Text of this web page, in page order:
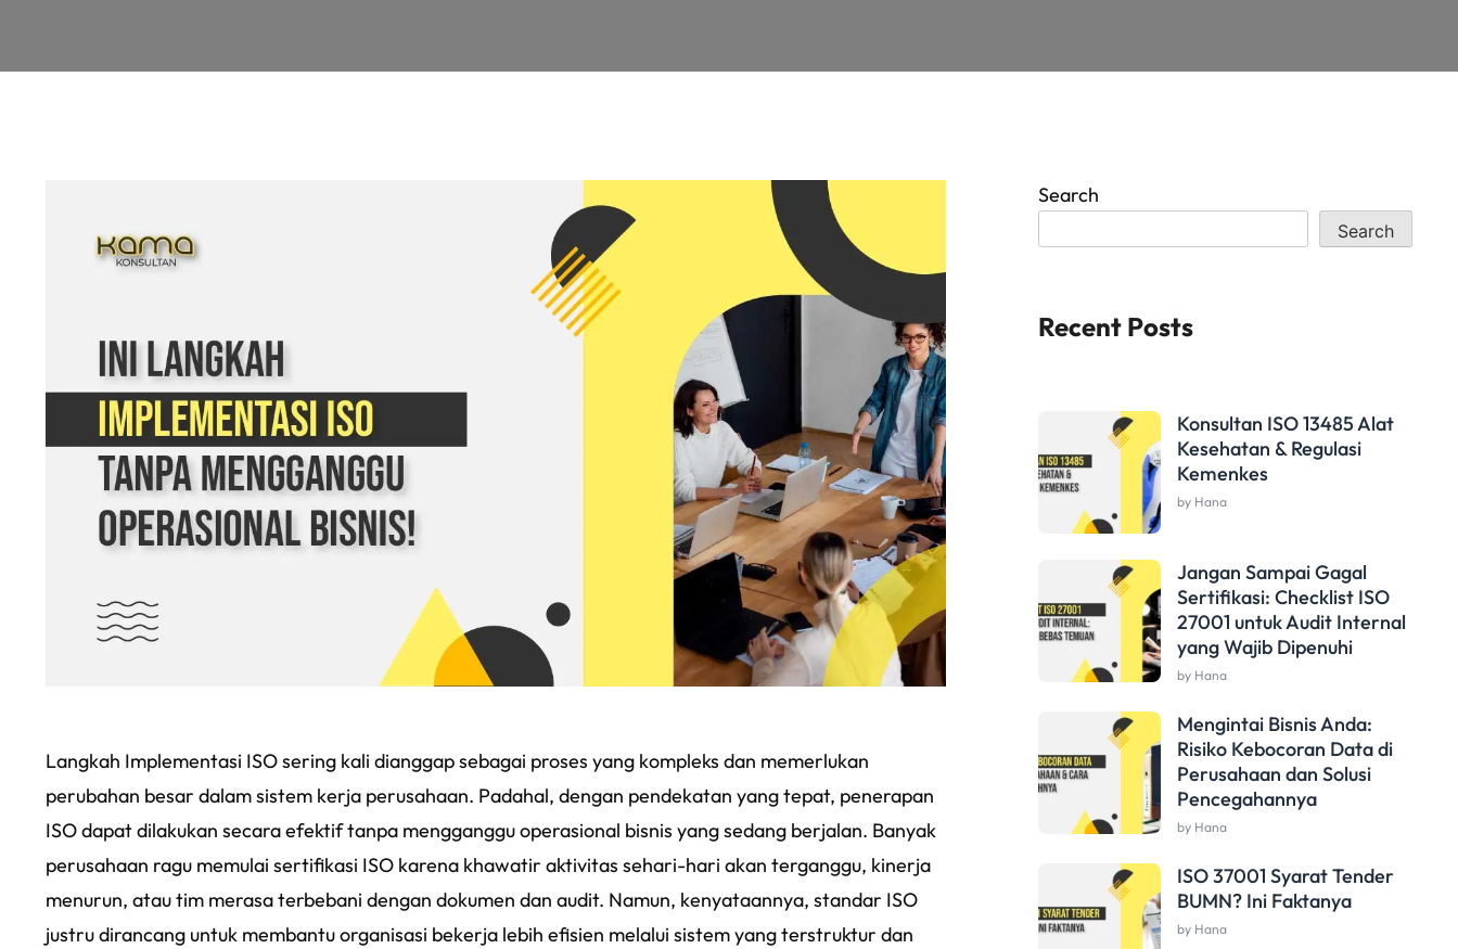
Langkah Implementasi ISO sering kali dianggap sebagai proses yang kompleks dan memerlukan
perubahan besar dalam sistem kerja perusahaan. Padahal, dengan pendekatan yang tepat, penerapan
ISO dapat dilakukan secara efektif tanpa mengganggu operasional bisnis yang sedang berjalan. Banyak
perusahaan ragu memulai sertifikasi ISO karena khawatir aktivitas sehari-hari akan terganggu, kinerja
menurun, atau tim merasa terbebani dengan dokumen dan audit. Namun, kenyataannya, standar ISO
justru dirancang untuk membantu organisasi bekerja lebih efisien melalui sistem yang terstruktur dan
Search
Search
Recent Posts
Konsultan ISO 13485 Alat
Kesehatan & Regulasi
Kemenkes
by Hana
Jangan Sampai Gagal
Sertifikasi: Checklist ISO
27001 untuk Audit Internal
yang Wajib Dipenuhi
by Hana
Mengintai Bisnis Anda:
Risiko Kebocoran Data di
Perusahaan dan Solusi
Pencegahannya
by Hana
ISO 37001 Syarat Tender
BUMN? Ini Faktanya
by Hana